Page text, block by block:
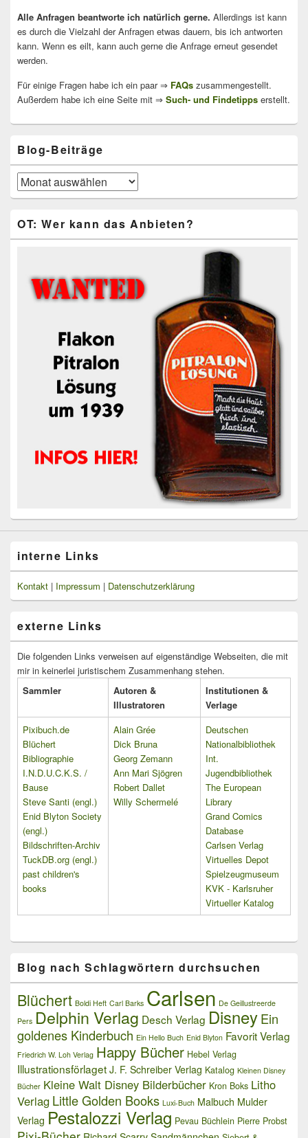
Alle Anfragen beantworte ich natürlich gerne. Allerdings ist kann
es durch die Vielzahl der Anfragen etwas dauern, bis ich antworten
kann. Wenn es eilt, kann auch gerne die Anfrage erneut gesendet
werden.
Für einige Fragen habe ich ein paar ⇒ FAQs zusammengestellt.
Außerdem habe ich eine Seite mit ⇒ Such- und Findetipps erstellt.
Blog-Beiträge
Blog-
Beiträge
OT: Wer kann das Anbieten?
interne Links
Kontakt | Impressum | Datenschutzerklärung
externe Links
Die folgenden Links verweisen auf eigenständige Webseiten, die mit
mir in keinerlei juristischem Zusammenhang stehen.
Sammler
Autoren &
Illustratoren
Institutionen &
Verlage
Pixibuch.de
Blüchert
Bibliographie
I.N.D.U.C.K.S. /
Bause
Steve Santi (engl.)
Enid Blyton Society
(engl.)
Bildschriften-Archiv
TuckDB.org (engl.)
past children's
books
Alain Grée
Dick Bruna
Georg Zemann
Ann Mari Sjögren
Robert Dallet
Willy Schermelé
Deutschen
Nationalbibliothek
Int.
Jugendbibliothek
The European
Library
Grand Comics
Database
Carlsen Verlag
Virtuelles Depot
Spielzeugmuseum
KVK - Karlsruher
Virtueller Katalog
Blog nach Schlagwörtern durchsuchen
Blüchert Boldi Heft Carl Barks Carlsen De Geillustreerde
Pers Delphin Verlag Desch Verlag DisneyEin
goldenes Kinderbuch Ein Hello Buch Enid Blyton Favorit Verlag
Friedrich W. Loh Verlag Happy Bücher Hebel Verlag
Illustrationsförlaget J. F. Schreiber Verlag Katalog Kleinen Disney
Bücher Kleine Walt Disney Bilderbücher Kron Boks Litho
Verlag Little Golden Books Luxi-Buch Malbuch Mulder
Verlag Pestalozzi Verlag Pevau Büchlein Pierre Probst